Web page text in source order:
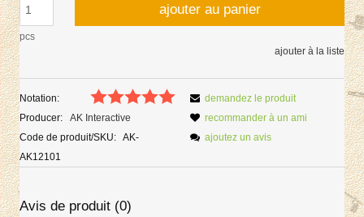
pcs
ajouter au panier
ajouter à la liste
Notation:
Producer:
AK Interactive
Code de produit/SKU: AK-
AK12101
demandez le produit
recommander à un ami
ajoutez un avis
Avis de produit (0)